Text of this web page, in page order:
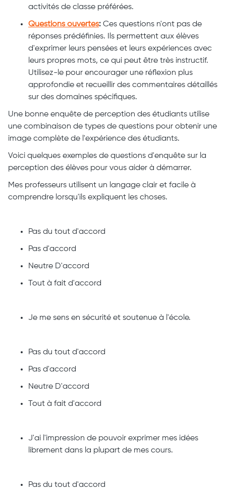
activités de classe préférées.
Questions ouvertes: Ces questions n'ont pas de
réponses prédéfinies. Ils permettent aux élèves
d'exprimer leurs pensées et leurs expériences avec
leurs propres mots, ce qui peut être très instructif.
Utilisez-le pour encourager une réflexion plus
approfondie et recueillir des commentaires détaillés
sur des domaines spécifiques.
Une bonne enquête de perception des étudiants utilise
une combinaison de types de questions pour obtenir une
image complète de l'expérience des étudiants.
Voici quelques exemples de questions d'enquête sur la
perception des élèves pour vous aider à démarrer.
Mes professeurs utilisent un langage clair et facile à
comprendre lorsqu'ils expliquent les choses.
Pas du tout d'accord
Pas d'accord
Neutre D'accord
Tout à fait d'accord
Je me sens en sécurité et soutenue à l'école.
Pas du tout d'accord
Pas d'accord
Neutre D'accord
Tout à fait d'accord
J'ai l'impression de pouvoir exprimer mes idées
librement dans la plupart de mes cours.
Pas du tout d'accord